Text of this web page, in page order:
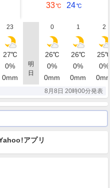
33℃ 24℃
23
明
日
0 1
2
27℃ 26℃ 26℃ 25
0% 0% 0% 0%
0mm 0mm 0mm 0
72% 73% 74
南東
1m/s
南東
1m/s
南東
1m/s
南東
1m/
8月8日 20時00分発表
アプリ